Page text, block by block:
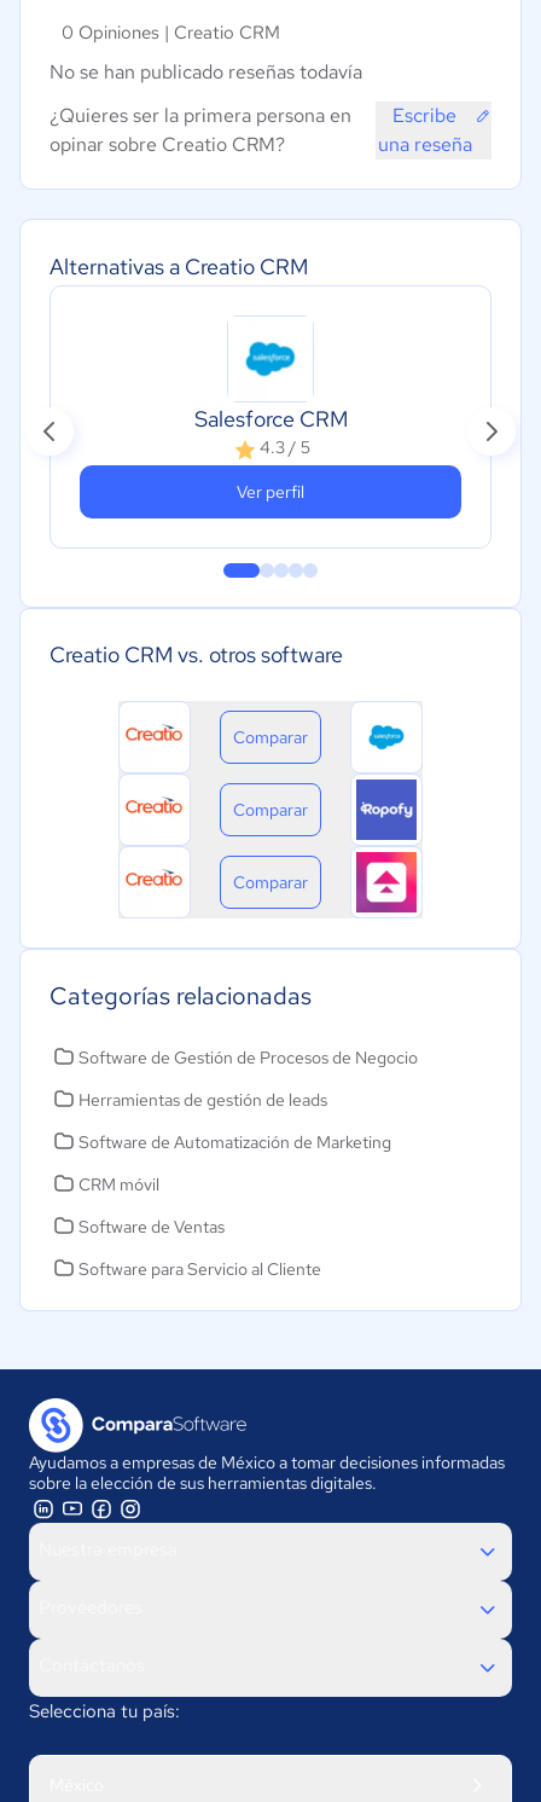
Alternativas a Creatio CRM
Salesforce CRM
4.3 / 5
Ver perfil
Creatio CRM vs. otros software
Comparar
Comparar
Comparar
Categorías relacionadas
Software de Gestión de Procesos de Negocio
Herramientas de gestión de leads
Software de Automatización de Marketing
CRM móvil
Software de Ventas
Software para Servicio al Cliente
0 Opiniones | Creatio CRM
No se han publicado reseñas todavía
¿Quieres ser la primera persona en
opinar sobre Creatio CRM?
Escribe
una reseña
Ayudamos a empresas de México a tomar decisiones informadas
sobre la elección de sus herramientas digitales.
Selecciona tu país: